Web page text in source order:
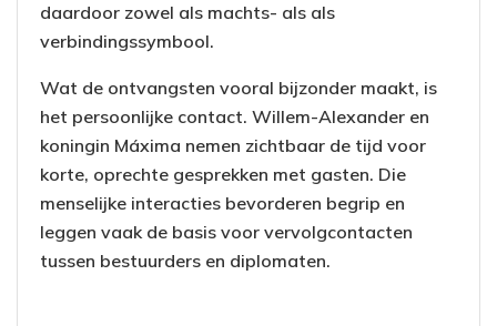
daardoor zowel als machts- als als
verbindingssymbool.
Wat de ontvangsten vooral bijzonder maakt, is
het persoonlijke contact. Willem-Alexander en
koningin Máxima nemen zichtbaar de tijd voor
korte, oprechte gesprekken met gasten. Die
menselijke interacties bevorderen begrip en
leggen vaak de basis voor vervolgcontacten
tussen bestuurders en diplomaten.